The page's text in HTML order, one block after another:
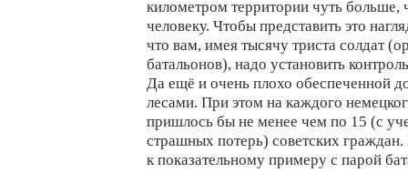
километром территории чуть
человеку. Чтобы представить это
что вам, имея тысячу триста солдат
батальонов), надо установить
Да ещё и очень плохо обеспеченной
лесами. При этом на каждого
пришлось бы не менее чем по 15 (с
страшных потерь) советских
к показательному примеру с парой